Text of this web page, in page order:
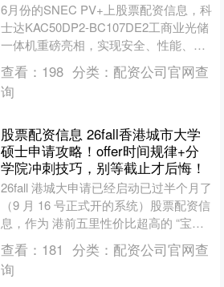
6月份的SNEC PV+上股票配资信息，科
士达KAC50DP2-BC107DE2工商业光储
一体机重磅亮相，实现安全、性能、品
质等方面的新跃升，让安全与能效不再
是....
查看： 198 分类： 配资公司官网查
询
股票配资信息 26fall香港城市大学
硕士申请攻略！offer时间规律+分
学院冲刺技巧，别等截止才后悔！
26fall 港城大申请已经启动已过半个月了
（9 月 16 号正式开的系统）股票配资信
息，作为 港前五里性价比超高的 “宝藏
校”，每年商科、CS、传媒这些热门
专....
查看： 181 分类： 配资公司官网查
询